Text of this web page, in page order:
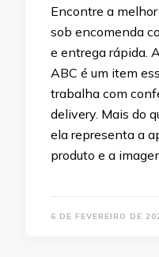
Encontre a
sob encomenda
e entrega rápida.
ABC é um item
trabalha com
delivery. Mais do
ela representa a
produto e a
6 DE FEVEREIRO DE